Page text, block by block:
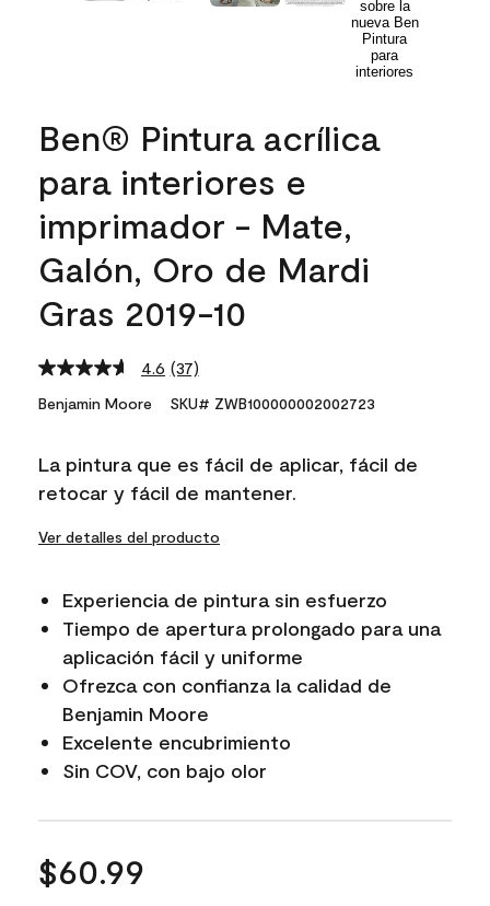
Ben® Pintura acrílica
para interiores e
imprimador - Mate,
Galón, Oro de Mardi
Gras 2019-10
4.6 Read
37
Reviews.
link.
(37)
Benjamin Moore SKU# ZWB100000002002723
La pintura que es fácil de aplicar, fácil de
retocar y fácil de mantener.
Ver detalles del producto
Experiencia de pintura sin esfuerzo
Tiempo de apertura prolongado para una
aplicación fácil y uniforme
Ofrezca con confianza la calidad de
Benjamin Moore
Excelente encubrimiento
Sin COV, con bajo olor
$60.99